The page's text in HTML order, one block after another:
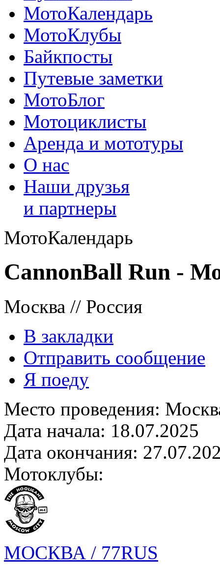
МотоКалендарь
МотоКлубы
Байкпосты
Путевые заметки
МотоБлог
Мотоциклисты
Аренда и мототуры
О нас
Наши друзья
и партнеры
МотоКалендарь
CannonBall Run -
Москва // Россия
В закладки
Отправить сообщение
Я поеду
Место проведения:
Дата начала: 18.07.2025
Дата окончания:
Мотоклубы:
МОСКВА / 77RUS